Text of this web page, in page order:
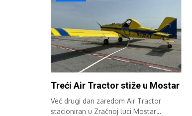
Treći Air Tractor stiže u Mostar
Već drugi dan zaredom Air Tractor
stacioniran u Zračnoj luci Mostar